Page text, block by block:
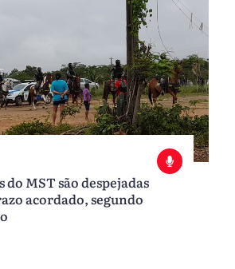
do MST são despejadas
acordado, segundo